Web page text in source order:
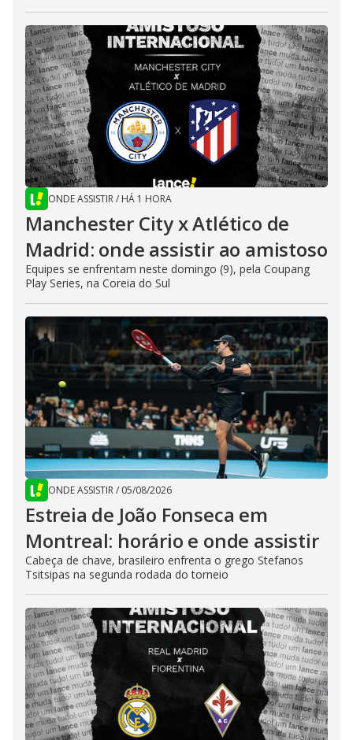
ONDE ASSISTIR/ HÁ 1 HORA
Manchester City x Atlético de
Madrid: onde assistir ao amistoso
Equipes se enfrentam neste domingo (9), pela Coupang
Play Series, na Coreia do Sul
ONDE ASSISTIR/ 05/08/2026
Estreia de João Fonseca em
Montreal: horário e onde assistir
Cabeça de chave, brasileiro enfrenta o grego Stefanos
Tsitsipas na segunda rodada do torneio